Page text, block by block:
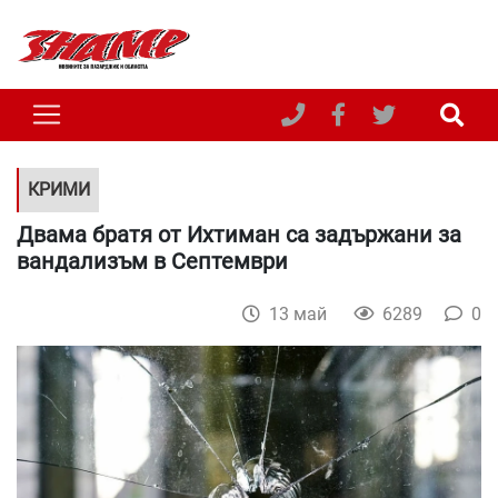
КРИМИ
Двама братя от Ихтиман са задържани за
вандализъм в Септември
13 май 6289 0